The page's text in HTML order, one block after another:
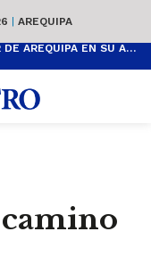
| AREQUIPA
ACTIVIDADES GRATUITAS PARA DISFRUTAR DE AREQUIPA EN SU ANIVERSARIO